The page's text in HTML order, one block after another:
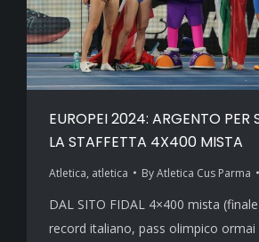
EUROPEI 2024: ARGENTO PER
LA STAFFETTA 4X400 MISTA
Atletica, atletica ByAtletica Cus Parma
DAL SITO FIDAL 4×400 mista
record italiano, pass olimpico ormai